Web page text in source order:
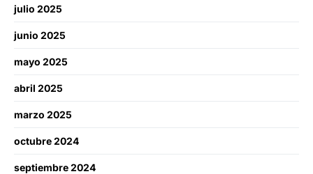
julio 2025
junio 2025
mayo 2025
abril 2025
marzo 2025
octubre 2024
septiembre 2024